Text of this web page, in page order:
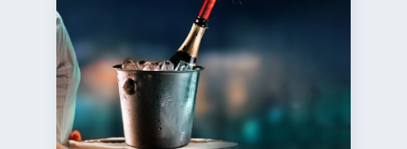
Control de deudas 30
Finanzas familiares 25
Inclusión financiera 22
Bienestar financiero
Finanzas para mujeres